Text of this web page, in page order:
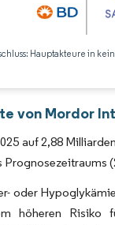
Hauptakteure in
von Mordor
auf 2,88
Prognosezeitraums
oder
höheren Risiko